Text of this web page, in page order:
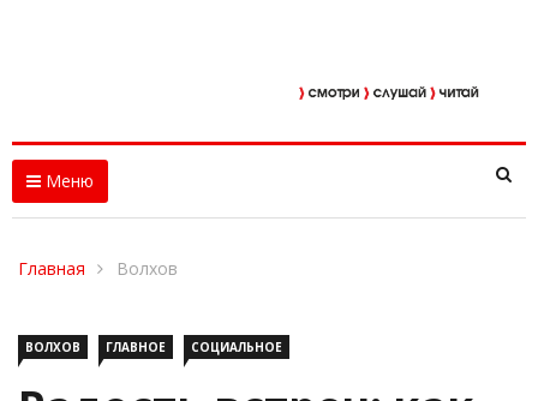
Меню
Главная Волхов
ВОЛХОВ ГЛАВНОЕ СОЦИАЛЬНОЕ